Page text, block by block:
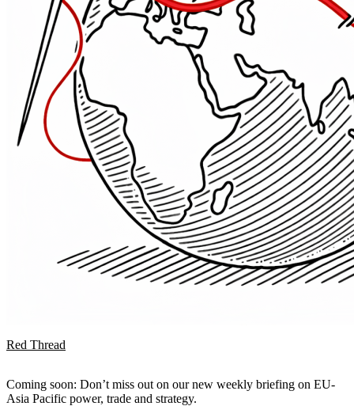
Red Thread
Coming soon: Don’t miss out on our new weekly briefing on EU-
Asia Pacific power, trade and strategy.